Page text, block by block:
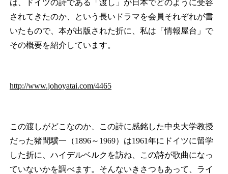
は、ドイツの詩である「渡し」が日本でどのように受容
されてきたのか、という長いドラマを会員それぞれが書
いたもので、本が出版された折に、私は「情報屋台」で
その概要を紹介しています。
http://www.johoyatai.com/4465
この渡しがどこなのか、この詩に感銘した中央大学教授
だった猪間驥一（1896～1969）は1961年にドイツに留学
した折に、ハイデルベルクを訪ね、この詩が歌曲になっ
ていないかを調べます。そんないきさつもあって、ライ